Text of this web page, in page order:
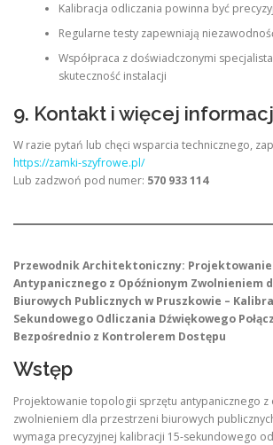
Kalibracja odliczania powinna być
Regularne testy zapewniają
Współpraca z doświadczonymi
skuteczność instalacji
9. Kontakt i więcej
W razie pytań lub chęci wsparcia technicznego,
https://zamki-szyfrowe.pl/
Lub zadzwoń pod numer: 570 933 114
Przewodnik Architektoniczny:
Antypanicznego z Opóźnionym Zwolnieniem
Biurowych Publicznych w Pruszkowie –
Sekundowego Odliczania Dźwiękowego
Bezpośrednio z Kontrolerem Dostępu
Wstęp
Projektowanie topologii sprzętu antypanicznego z
zwolnieniem dla przestrzeni biurowych
wymaga precyzyjnej kalibracji 15-sekundowego